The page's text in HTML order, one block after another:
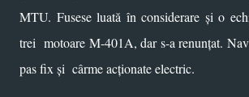
MTU. Fusese luată în considerare și o
trei motoare M-401A, dar s-a renunțat.
pas fix și cârme acționate electric.